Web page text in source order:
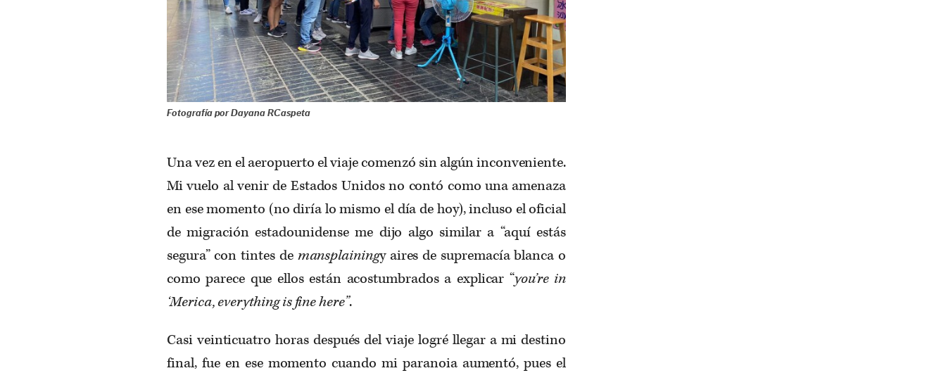
Fotografía por Dayana RCaspeta
Una vez en el aeropuerto el viaje comenzó sin algún inconveniente.
Mi vuelo al venir de Estados Unidos no contó como una amenaza
en ese momento (no diría lo mismo el día de hoy), incluso el oficial
de migración estadounidense me dijo algo similar a “aquí estás
segura” con tintes de mansplainingy aires de supremacía blanca o
como parece que ellos están acostumbrados a explicar “you’re in
‘Merica, everything is fine here”.
Casi veinticuatro horas después del viaje logré llegar a mi destino
final, fue en ese momento cuando mi paranoia aumentó, pues el